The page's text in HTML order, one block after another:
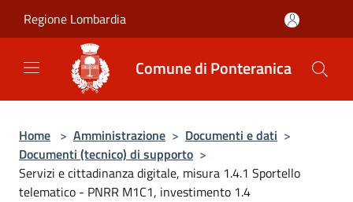
Regione Lombardia
Comune di Ponteranica
Home > Amministrazione > Documenti e dati >
Documenti (tecnico) di supporto >
Servizi e cittadinanza digitale, misura 1.4.1 Sportello
telematico - PNRR M1C1, investimento 1.4